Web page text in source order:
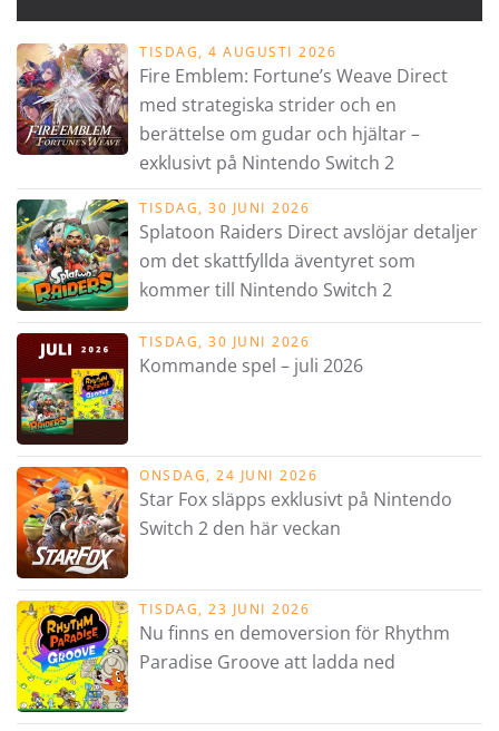
TISDAG, 4 AUGUSTI 2026
Fire Emblem: Fortune’s Weave Direct
med strategiska strider och en
berättelse om gudar och hjältar –
exklusivt på Nintendo Switch 2
TISDAG, 30 JUNI 2026
Splatoon Raiders Direct avslöjar detaljer
om det skattfyllda äventyret som
kommer till Nintendo Switch 2
TISDAG, 30 JUNI 2026
Kommande spel – juli 2026
ONSDAG, 24 JUNI 2026
Star Fox släpps exklusivt på Nintendo
Switch 2 den här veckan
TISDAG, 23 JUNI 2026
Nu finns en demoversion för Rhythm
Paradise Groove att ladda ned